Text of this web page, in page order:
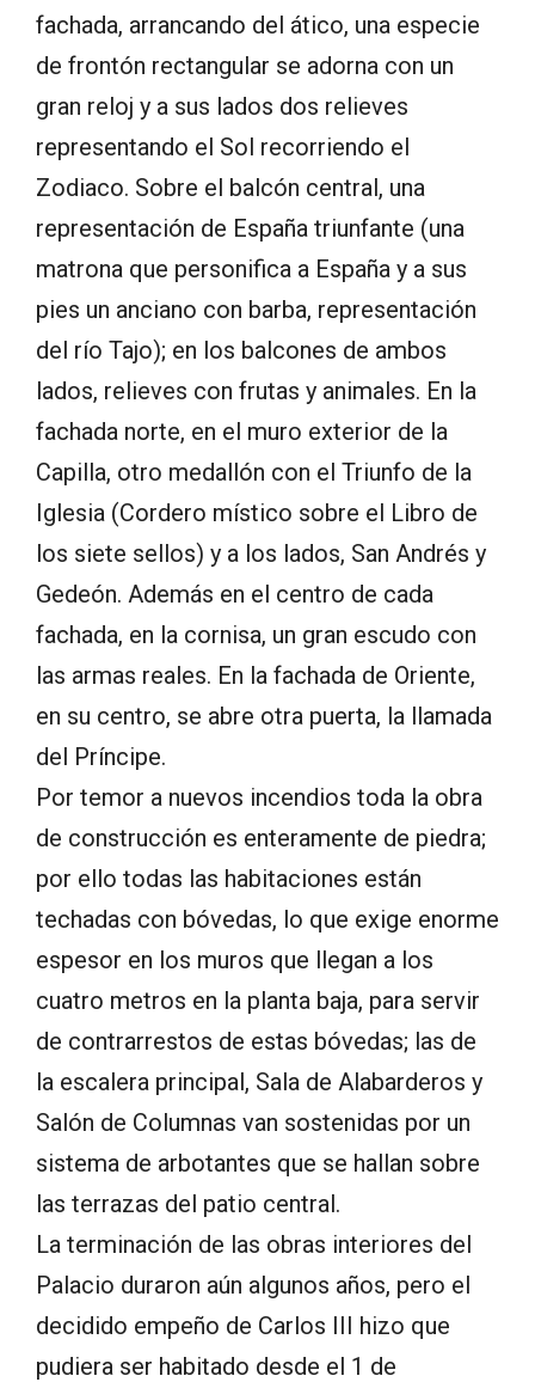
fachada, arrancando del ático, una especie
de frontón rectangular se adorna con un
gran reloj y a sus lados dos relieves
representando el Sol recorriendo el
Zodiaco. Sobre el balcón central, una
representación de España triunfante (una
matrona que personifica a España y a sus
pies un anciano con barba, representación
del río Tajo); en los balcones de ambos
lados, relieves con frutas y animales. En la
fachada norte, en el muro exterior de la
Capilla, otro medallón con el Triunfo de la
Iglesia (Cordero místico sobre el Libro de
los siete sellos) y a los lados, San Andrés y
Gedeón. Además en el centro de cada
fachada, en la cornisa, un gran escudo con
las armas reales. En la fachada de Oriente,
en su centro, se abre otra puerta, la llamada
del Príncipe.
Por temor a nuevos incendios toda la obra
de construcción es enteramente de piedra;
por ello todas las habitaciones están
techadas con bóvedas, lo que exige enorme
espesor en los muros que llegan a los
cuatro metros en la planta baja, para servir
de contrarrestos de estas bóvedas; las de
la escalera principal, Sala de Alabarderos y
Salón de Columnas van sostenidas por un
sistema de arbotantes que se hallan sobre
las terrazas del patio central.
La terminación de las obras interiores del
Palacio duraron aún algunos años, pero el
decidido empeño de Carlos III hizo que
pudiera ser habitado desde el 1 de